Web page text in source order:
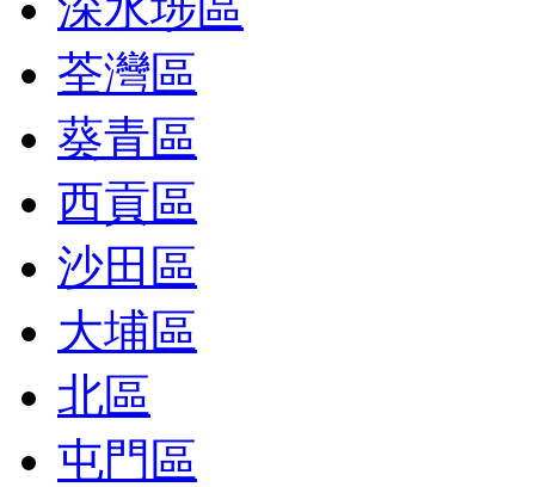
荃灣區
葵青區
西貢區
沙田區
大埔區
北區
屯門區